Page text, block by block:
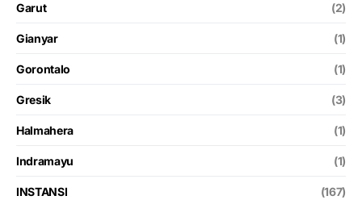
Garut (2)
Gianyar (1)
Gorontalo (1)
Gresik (3)
Halmahera (1)
Indramayu (1)
INSTANSI (167)